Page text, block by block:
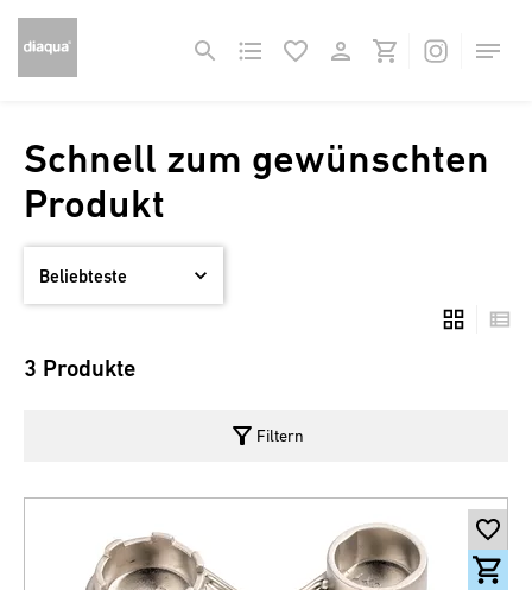
Schnell zum gewünschten
Produkt
3 Produkte
filter_alt Filtern